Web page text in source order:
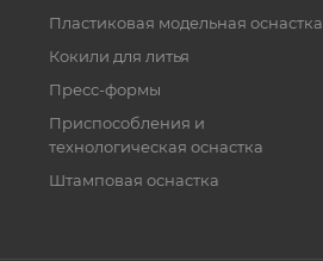
Пластиковая модельная оснастка
Кокили для литья
Пресс-формы
Приспособления и
технологическая оснастка
Штамповая оснастка